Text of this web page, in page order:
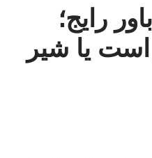
رایج؛
است یا شیر